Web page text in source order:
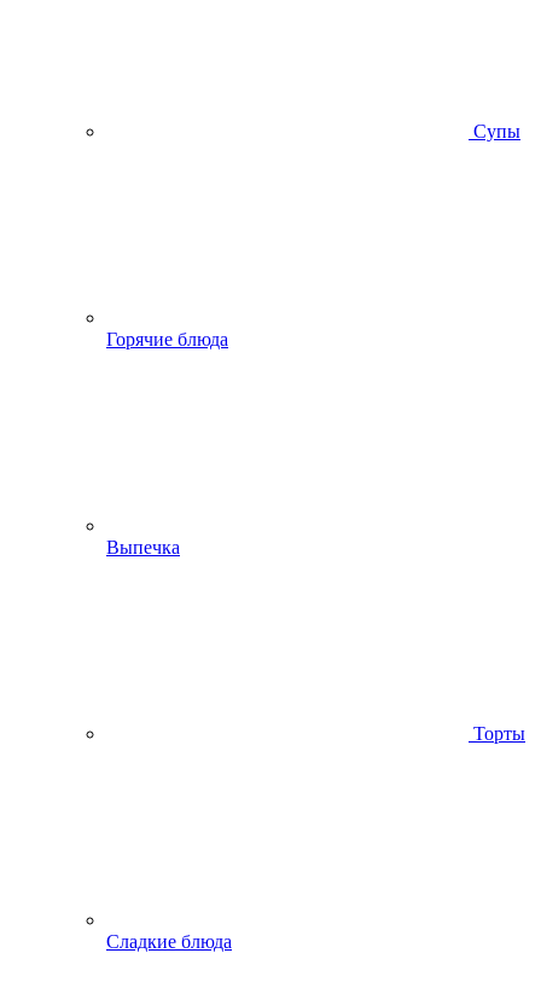
Супы
Горячие блюда
Выпечка
Торты
Сладкие блюда